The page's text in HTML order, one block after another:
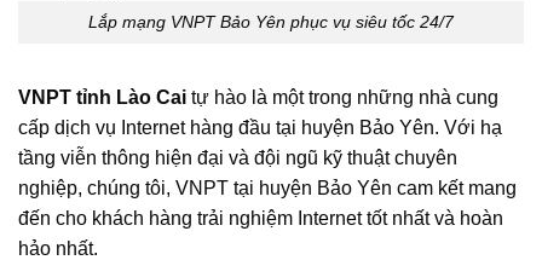
Lắp mạng VNPT Bảo Yên phục vụ siêu tốc 24/7
VNPT tỉnh Lào Cai tự hào là một trong những nhà cung
cấp dịch vụ Internet hàng đầu tại huyện Bảo Yên. Với hạ
tầng viễn thông hiện đại và đội ngũ kỹ thuật chuyên
nghiệp, chúng tôi, VNPT tại huyện Bảo Yên cam kết mang
đến cho khách hàng trải nghiệm Internet tốt nhất và hoàn
hảo nhất.